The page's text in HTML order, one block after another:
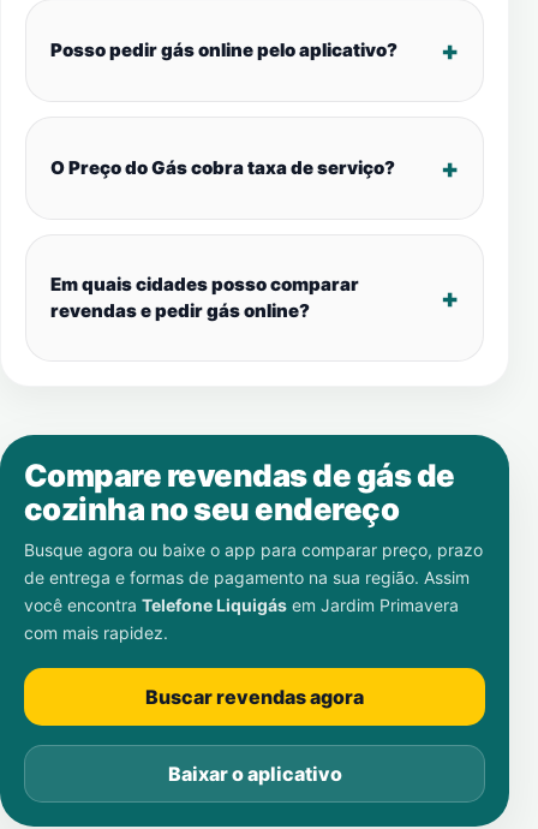
Posso pedir gás online pelo aplicativo?
O Preço do Gás cobra taxa de serviço?
Em quais cidades posso comparar
revendas e pedir gás online?
Compare revendas de gás de
cozinha no seu endereço
Busque agora ou baixe o app para comparar preço, prazo
de entrega e formas de pagamento na sua região. Assim
você encontra Telefone Liquigás em Jardim Primavera
com mais rapidez.
Buscar revendas agora
Baixar o aplicativo